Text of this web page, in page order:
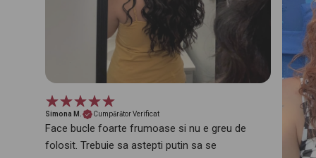
Simona M. Cumpărător Verificat
Face bucle foarte frumoase si nu e greu de
folosit. Trebuie sa astepti putin sa se